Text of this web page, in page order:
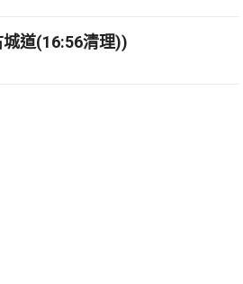
道(16:56清理))